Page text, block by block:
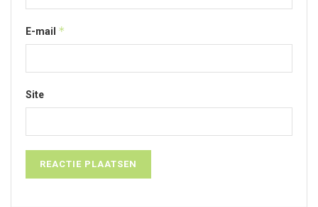
E-mail *
Site